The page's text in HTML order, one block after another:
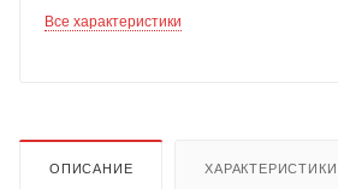
Все характеристики
ОПИСАНИЕ ХАРАКТЕРИСТИКИ